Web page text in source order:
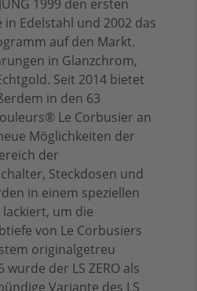
1999 den ersten
in Edelstahl und 2002 das
auf den Markt.
in Glanzchrom,
Seit 2014 bietet
in den 63
Le Corbusier an
Möglichkeiten der
der
Steckdosen und
in einem speziellen
um die
von Le Corbusiers
originalgetreu
der LS ZERO als
Variante des LS